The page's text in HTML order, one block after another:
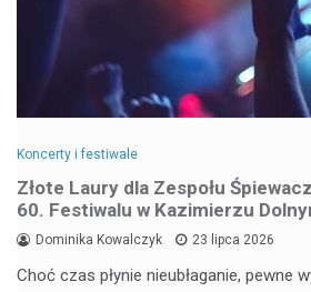
Koncerty i festiwale
Złote Laury dla Zespołu
60. Festiwalu w Kazimierzu
Dominika Kowalczyk 23 lipca 2026
Choć czas płynie nieubłaganie, pewne